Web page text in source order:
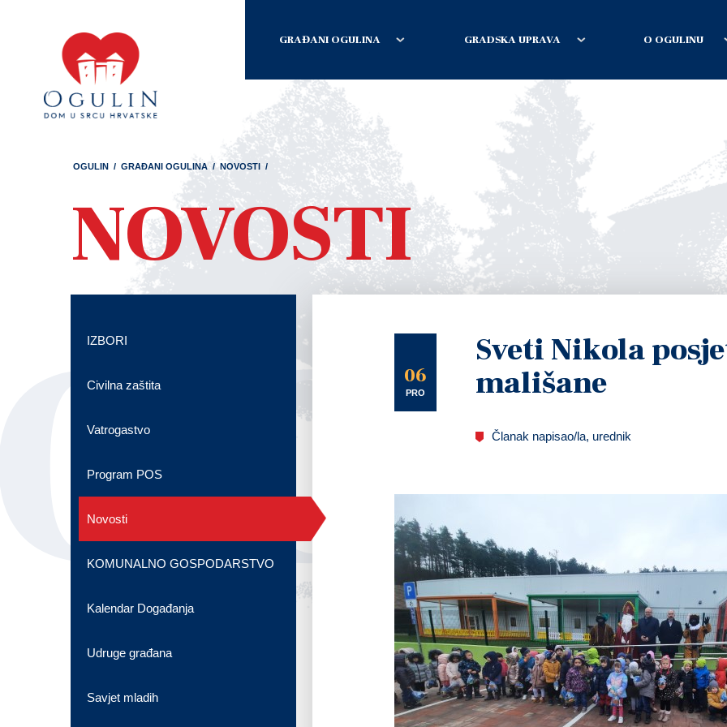
GRAĐANI OGULINA GRADSKA UPRAVA O OGULINU
OGULIN / GRAĐANI OGULINA / NOVOSTI /
NOVOSTI
06
PRO
Sveti Nikola
mališane
Članak napisao/la, urednik
IZBORI
Civilna zaštita
Vatrogastvo
Program POS
Novosti
KOMUNALNO GOSPODARSTVO
Kalendar Događanja
Udruge građana
Savjet mladih